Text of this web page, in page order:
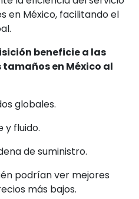
en México, facilitando el
beneficie a las
en México al
globales.
y fluido.
de suministro.
podrían ver mejores
más bajos.